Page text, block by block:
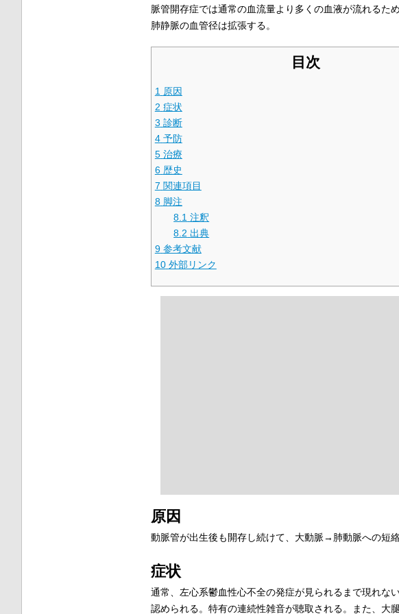
脈管開存症では通常の血流量より多くの血液が流れるた
肺静脈の血管径は拡張する。
目次
1
原因
2 症状
3 診断
4 予防
5 治療
6 歴史
7 関連項目
8 脚注
8.1 注釈
8.2 出典
9 参考文献
10 外部リンク
原因
動脈管が出生後も開存し続けて、大動脈→肺動脈への短
症状
通常、左心系鬱血性心不全の発症が見られるまで現れない
認められる。特有の連続性雑音が聴取される。また、 大